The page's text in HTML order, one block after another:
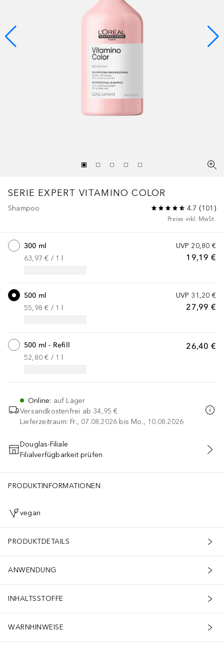
SERIE EXPERT VITAMINO COLOR
Shampoo 4.7 (101 )
Preise inkl. MwSt.
UVP 20,80 €
19,19 €
300 ml
63,97 € / 1
UVP 31,20 €
27,99 €
500 ml
55,98 € / 1
26,40 €
500 ml - Refill
52,80 € / 1
Online: auf Lager
Versandkostenfrei ab 34,95 €
Lieferzeitraum: Fr., 07.08.2026 bis Mo., 10.08.2026
IN DEN WARENKORB
Douglas-Filiale
Filialverfügbarkeit prüfen
PRODUKTINFORMATIONEN
vegan
PRODUKTDETAILS
ANWENDUNG
INHALTSSTOFFE
WARNHINWEISE